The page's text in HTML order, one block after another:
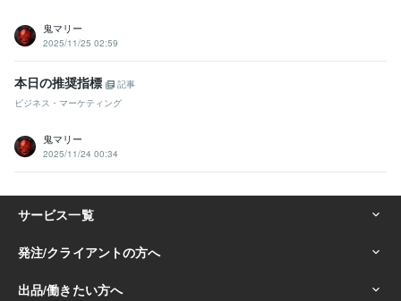
鬼マリー
2025/11/25 02:59
本日の推奨指標
記事
ビジネス・マーケティング
鬼マリー
2025/11/24 00:34